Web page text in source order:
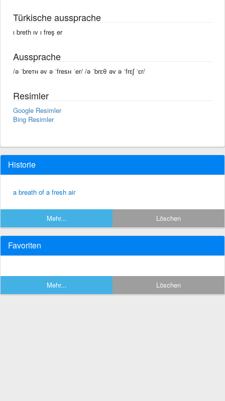
Türkische aussprache
ı breth ıv ı freş er
Aussprache
/ə ˈbreᴛʜ əv ə ˈfresʜ ˈer/ /ə ˈbrɛθ əv ə ˈfrɛʃ ˈɛr/
Resimler
Google Resimler
Bing Resimler
Historie
a breath of a fresh air
Mehr... Löschen
Favoriten
Mehr... Löschen